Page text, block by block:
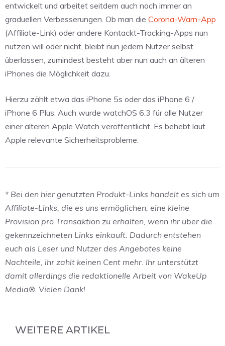
entwickelt und arbeitet seitdem auch noch immer an
graduellen Verbesserungen. Ob man die Corona-Warn-App
(Affiliate-Link) oder andere Kontackt-Tracking-Apps nun
nutzen will oder nicht, bleibt nun jedem Nutzer selbst
überlassen, zumindest besteht aber nun auch an älteren
iPhones die Möglichkeit dazu.
Hierzu zählt etwa das iPhone 5s oder das iPhone 6 /
iPhone 6 Plus. Auch wurde watchOS 6.3 für alle Nutzer
einer älteren Apple Watch veröffentlicht. Es behebt laut
Apple relevante Sicherheitsprobleme.
* Bei den hier genutzten Produkt-Links handelt es sich um
Affiliate-Links, die es uns ermöglichen, eine kleine
Provision pro Transaktion zu erhalten, wenn ihr über die
gekennzeichneten Links einkauft. Dadurch entstehen
euch als Leser und Nutzer des Angebotes keine
Nachteile, ihr zahlt keinen Cent mehr. Ihr unterstützt
damit allerdings die redaktionelle Arbeit von WakeUp
Media®. Vielen Dank!
WEITERE ARTIKEL